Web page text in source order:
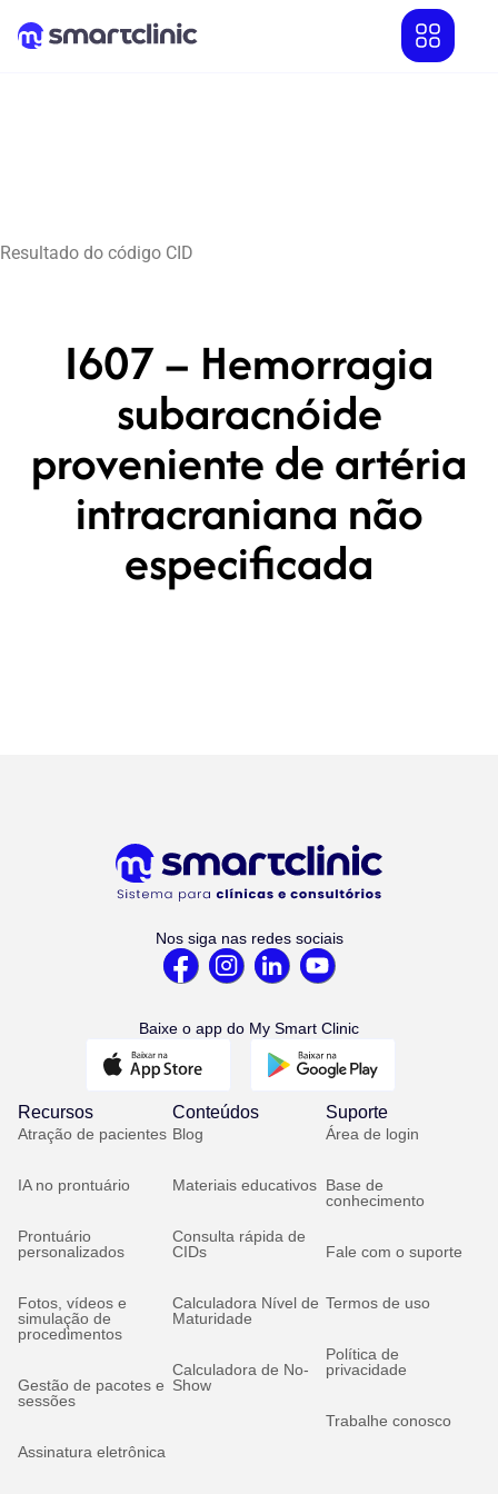
Resultado do código CID
I607 – Hemorragia
subaracnóide
proveniente de artéria
intracraniana não
especificada
Nos siga nas redes sociais
Baixe o app do My Smart Clinic
Recursos
Atração de pacientes
IA no prontuário
Prontuário
personalizados
Fotos, vídeos e
simulação de
procedimentos
Gestão de pacotes e
sessões
Assinatura eletrônica
Conteúdos
Blog
Materiais educativos
Consulta rápida de
CIDs
Calculadora Nível de
Maturidade
Calculadora de No-
Show
Suporte
Área de login
Base de
conhecimento
Fale com o suporte
Termos de uso
Política de
privacidade
Trabalhe conosco